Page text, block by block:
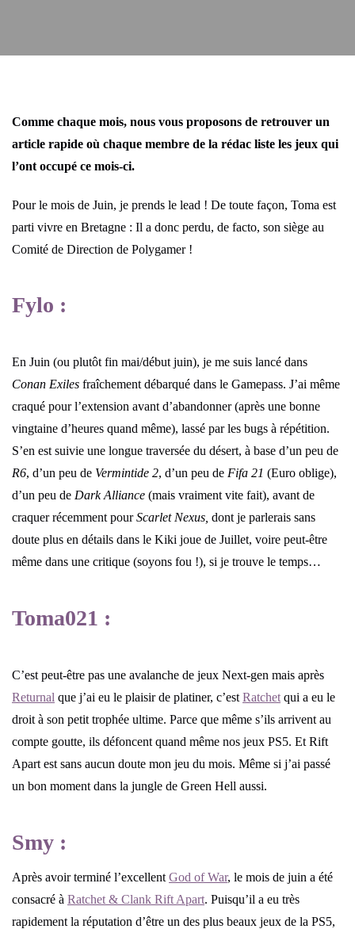
Comme chaque mois, nous vous proposons de retrouver un
article rapide où chaque membre de la rédac liste les jeux qui
l’ont occupé ce mois-ci.
Pour le mois de Juin, je prends le lead ! De toute façon, Toma est
parti vivre en Bretagne : Il a donc perdu, de facto, son siège au
Comité de Direction de Polygamer !
Fylo :
En Juin (ou plutôt fin mai/début juin), je me suis lancé dans
Conan Exiles fraîchement débarqué dans le Gamepass. J’ai même
craqué pour l’extension avant d’abandonner (après une bonne
vingtaine d’heures quand même), lassé par les bugs à répétition.
S’en est suivie une longue traversée du désert, à base d’un peu de
R6, d’un peu de Vermintide 2, d’un peu de Fifa 21 (Euro oblige),
d’un peu de Dark Alliance (mais vraiment vite fait), avant de
craquer récemment pourScarlet Nexus, dont je parlerais sans
doute plus en détails dans le Kiki joue de Juillet, voire peut-être
même dans une critique (soyons fou !), si je trouve le temps…
Toma021 :
C’est peut-être pas une avalanche de jeux Next-gen mais après
Returnal que j’ai eu le plaisir de platiner, c’est Ratchet qui a eu le
droit à son petit trophée ultime. Parce que même s’ils arrivent au
compte goutte, ils défoncent quand même nos jeux PS5. Et Rift
Apart est sans aucun doute mon jeu du mois. Même si j’ai passé
un bon moment dans la jungle de Green Hell aussi.
Smy :
Après avoir terminé l’excellent God of War, le mois de juin a été
consacré à Ratchet & Clank Rift Apart. Puisqu’il a eu très
rapidement la réputation d’être un des plus beaux jeux de la PS5,